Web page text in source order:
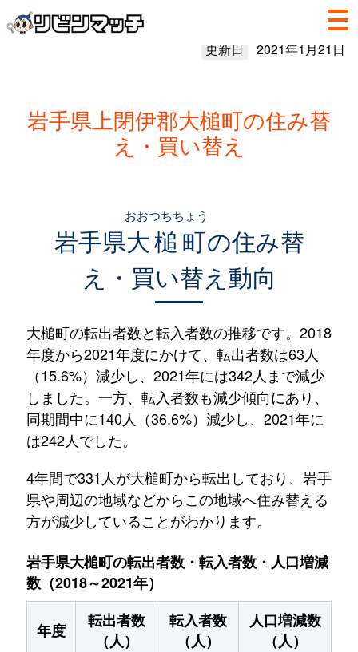
更新日 2021年1月21日
岩手県上閉伊郡大槌町の住み替
え・買い替え
岩手県大槌町
おおつちちょう
の住み替
え・買い替え動向
大槌町の転出者数と転入者数の推移です。2018
年度から2021年度にかけて、転出者数は63人
（15.6%）減少し、2021年には342人まで減少
しました。一方、転入者数も減少傾向にあり、
同期間中に140人（36.6%）減少し、2021年に
は242人でした。
4年間で331人が大槌町から転出しており、岩手
県や周辺の地域などからこの地域へ住み替える
方が減少していることがわかります。
岩手県大槌町の転出者数・転入者数・人口増減
数（2018～2021年）
年度
転出者数
（人）
転入者数
（人）
人口増減数
（人）